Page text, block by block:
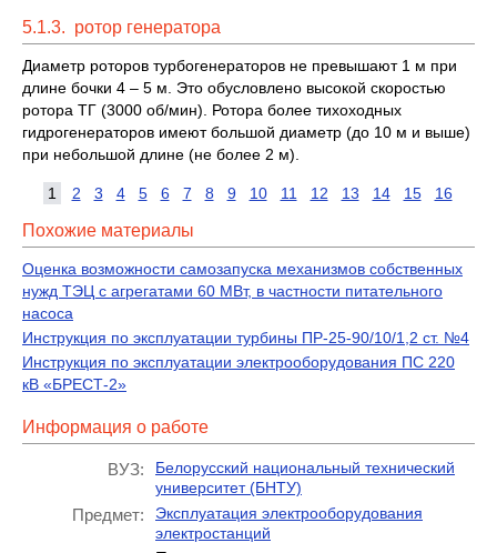
5.1.3. ротор генератора
Диаметр роторов турбогенераторов не превышают 1 м при
длине бочки 4 – 5 м. Это обусловлено высокой скоростью
ротора ТГ (3000 об/мин). Ротора более тихоходных
гидрогенераторов имеют большой диаметр (до 10 м и выше)
при небольшой длине (не более 2 м).
1 2 3 4 5 6 7 8 9 10 11 12 13 14 15 16
Похожие материалы
Оценка возможности самозапуска механизмов собственных
нужд ТЭЦ с агрегатами 60 МВт, в частности питательного
насоса
Инструкция по эксплуатации турбины ПР-25-90/10/1,2 ст. №4
Инструкция по эксплуатации электрооборудования ПС 220
кВ «БРЕСТ-2»
Информация о работе
ВУЗ:
Белорусский национальный технический
университет (БНТУ)
Предмет:
Эксплуатация электрооборудования
электростанций